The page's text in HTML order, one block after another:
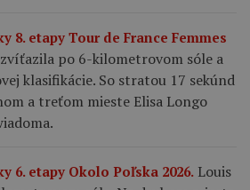
8. etapy Tour de France Femmes
po 6-kilometrovom sóle a
klasifikácie. So stratou 17 sekúnd
a treťom mieste Elisa Longo
6. etapy Okolo Poľska 2026. Louis